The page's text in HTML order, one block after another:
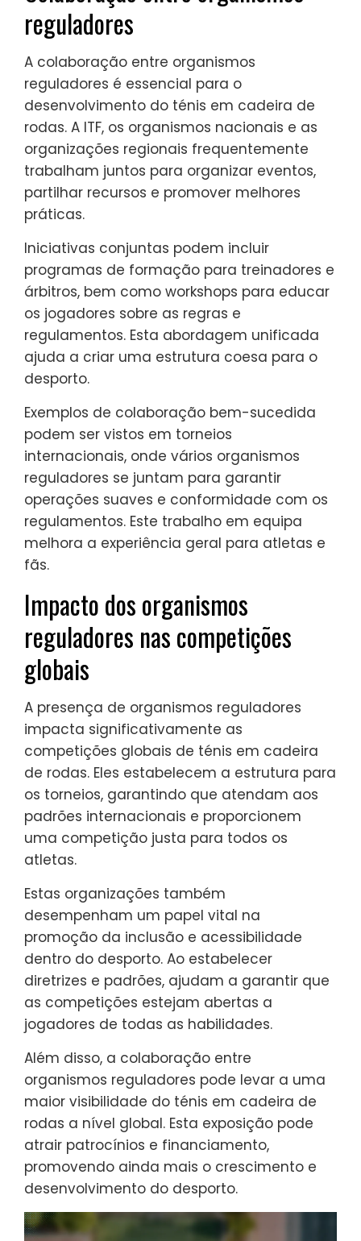
reguladores
A colaboração entre organismos
reguladores é essencial para o
desenvolvimento do ténis em cadeira de
rodas. A ITF, os organismos nacionais e as
organizações regionais frequentemente
trabalham juntos para organizar eventos,
partilhar recursos e promover melhores
práticas.
Iniciativas conjuntas podem incluir
programas de formação para treinadores e
árbitros, bem como workshops para educar
os jogadores sobre as regras e
regulamentos. Esta abordagem unificada
ajuda a criar uma estrutura coesa para o
desporto.
Exemplos de colaboração bem-sucedida
podem ser vistos em torneios
internacionais, onde vários organismos
reguladores se juntam para garantir
operações suaves e conformidade com os
regulamentos. Este trabalho em equipa
melhora a experiência geral para atletas e
fãs.
Impacto dos organismos
reguladores nas competições
globais
A presença de organismos reguladores
impacta significativamente as
competições globais de ténis em cadeira
de rodas. Eles estabelecem a estrutura para
os torneios, garantindo que atendam aos
padrões internacionais e proporcionem
uma competição justa para todos os
atletas.
Estas organizações também
desempenham um papel vital na
promoção da inclusão e acessibilidade
dentro do desporto. Ao estabelecer
diretrizes e padrões, ajudam a garantir que
as competições estejam abertas a
jogadores de todas as habilidades.
Além disso, a colaboração entre
organismos reguladores pode levar a uma
maior visibilidade do ténis em cadeira de
rodas a nível global. Esta exposição pode
atrair patrocínios e financiamento,
promovendo ainda mais o crescimento e
desenvolvimento do desporto.